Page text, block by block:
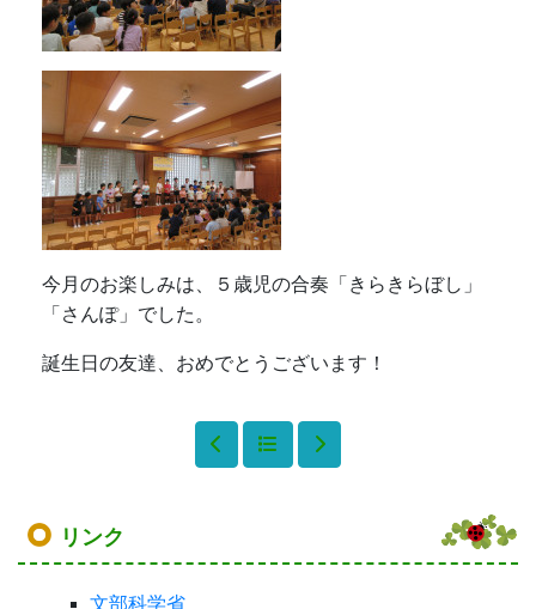
リンク
文部科学省
今月のお楽しみは、５歳児の合奏「きらきらぼし」
「さんぽ」でした。
誕生日の友達、おめでとうございます！